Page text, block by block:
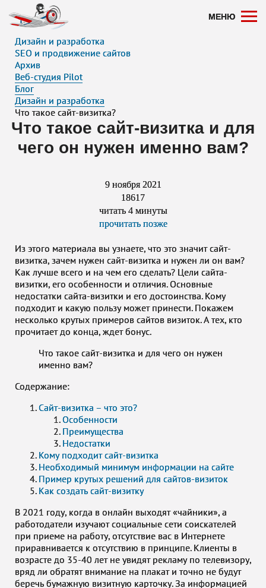
МЕНЮ
Дизайн и разработка
SEO и продвижение сайтов
Архив
Веб-студия Pilot
Блог
Дизайн и разработка
Что такое сайт-визитка?
Что такое сайт-визитка и для
чего он нужен именно вам?
9 ноября 2021
18617
читать 4 минуты
прочитать позже
Из этого материала вы узнаете, что это значит сайт-
визитка, зачем нужен сайт-визитка и нужен ли он вам?
Как лучше всего и на чем его сделать? Цели сайта-
визитки, его особенности и отличия. Основные
недостатки сайта-визитки и его достоинства. Кому
подходит и какую пользу может принести. Покажем
несколько крутых примеров сайтов визиток. А тех, кто
прочитает до конца, ждет бонус.
Что такое сайт-визитка и для чего он нужен
именно вам?
Содержание:
Сайт-визитка – что это?
Особенности
Преимущества
Недостатки
Кому подходит сайт-визитка
Необходимый минимум информации на сайте
Пример крутых решений для сайтов-визиток
Как создать сайт-визитку
В 2021 году, когда в онлайн выходят «чайники», а
работодатели изучают социальные сети соискателей
при приеме на работу, отсутствие вас в Интернете
приравнивается к отсутствию в принципе. Клиенты в
возрасте до 35-40 лет не увидят рекламу по телевизору,
вряд ли обратят внимание на плакат и точно не будут
беречь бумажную визитную карточку. За информацией